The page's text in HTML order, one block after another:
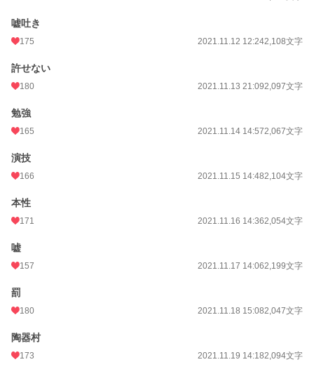
嘘吐き
175 2021.11.12 12:242,108文字
許せない
180 2021.11.13 21:092,097文字
勉強
165 2021.11.14 14:572,067文字
演技
166 2021.11.15 14:482,104文字
本性
171 2021.11.16 14:362,054文字
嘘
157 2021.11.17 14:062,199文字
罰
180 2021.11.18 15:082,047文字
陶器村
173 2021.11.19 14:182,094文字